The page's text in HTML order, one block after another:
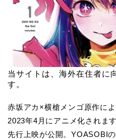
当サイトは、海外在住者に
す。
赤坂アカ×横槍メンゴ原作に
2023年4月にアニメ化されま
先行上映が公開。YOASOBI